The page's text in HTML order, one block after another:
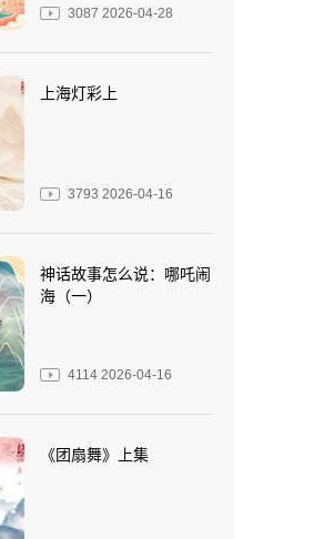
3087 2026-04-28
上海灯彩上
3793 2026-04-16
神话故事怎么说：哪吒闹
海（一）
4114 2026-04-16
《团扇舞》上集